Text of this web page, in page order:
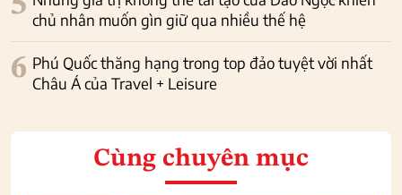
chủ nhân muốn gìn giữ qua nhiều thế hệ
6 Phú Quốc thăng hạng trong top đảo tuyệt vời nhất
Châu Á của Travel + Leisure
Cùng chuyên mục